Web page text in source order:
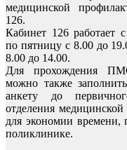
медицинской
126.
Кабинет 126 работает
по пятницу с 8.00 до
8.00 до 14.00.
Для прохождения
можно также
анкету до
отделения
для экономии времени,
поликлинике.